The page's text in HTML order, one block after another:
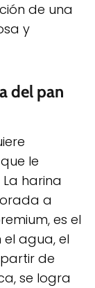
de una
y
del pan
le
harina
a
es el
agua, el
de
se logra